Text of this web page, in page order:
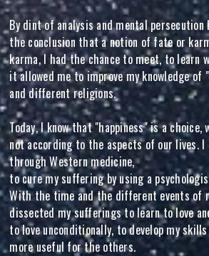
By dint of analysis and mental persecution
the conclusion that a notion of fate or
karma, I had the chance to meet, to learn
it allowed me to improve my knowledge
and different religions.
Today, I know that "happiness" is a
not according to the aspects of our lives.
through Western medicine,
to cure my suffering by using a
With the time and the different events of
dissected my sufferings to learn to love
to love unconditionally, to develop my
more useful for the others.